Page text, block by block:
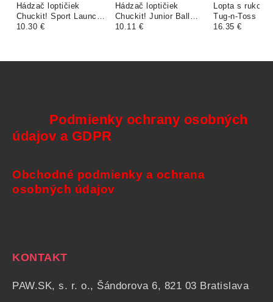
Hádzač loptičiek
Chuckit! Sport Launcher
M - 45 cm
10.30 €
Hádzač loptičiek
Chuckit! Junior Ball
Launcher
10.11 €
Lopta s
Tug-n-Toss
16.35 €
Podmienky ochrany osobných
údajov a GDPR
Obchodné podmienky a ochrana
osobných údajov
KONTAKT
PAW.SK, s. r. o., Šándorova 6, 821 03 Bratislava